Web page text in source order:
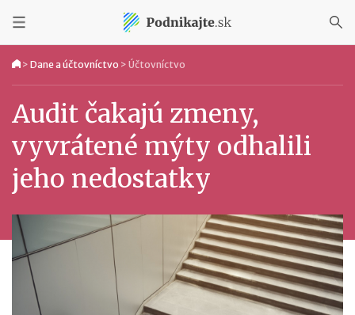
> Dane a účtovníctvo > Účtovníctvo
Audit čakajú zmeny,
vyvrátené mýty odhalili
jeho nedostatky